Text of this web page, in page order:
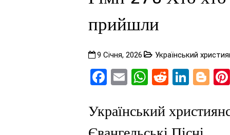
прийшли
9 Січня, 2026 Український
Facebook
EmailWhatsApp
Reddit
Український